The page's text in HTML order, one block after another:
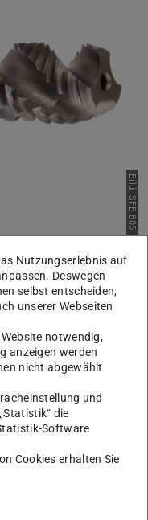
Bild: SFB 805
Modellierung des
entweder komplett
auf die
in Folge
zur Detektion der
und
Maßnahmen
wurden
Nutzungserlebnis auf
Deswegen
selbst entscheiden,
unserer Webseiten
notwendig,
anzeigen werden
nicht abgewählt
und
die
Software
Cookies erhalten Sie